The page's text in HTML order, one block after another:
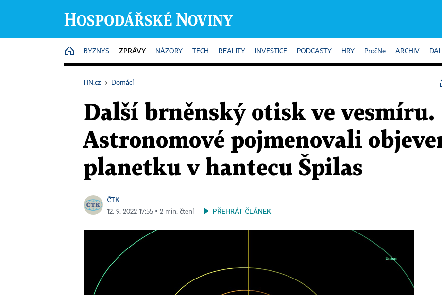
HOME
BYZNYS ZPRÁVY NÁZORY TECH REALITY INVESTICE PODCASTY HRY PročNe ARCHIV
HN.cz › Domácí
Další brněnský otisk ve vesmíru.
Astronomové pojmenovali
planetku v hantecu Špilas
ČTK
12. 9. 2022 17:55 ▪ 2 min. čtení PŘEHRÁT ČLÁNEK